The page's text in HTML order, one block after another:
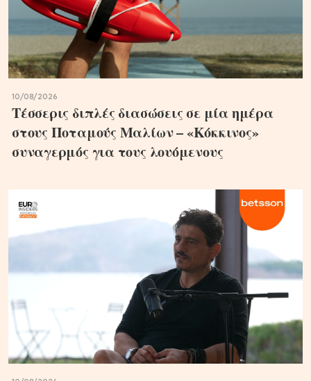
10/08/2026
Τέσσερις διπλές διασώσεις σε μία ημέρα
στους Ποταμούς Μαλίων – «Κόκκινος»
συναγερμός για τους λουόμενους